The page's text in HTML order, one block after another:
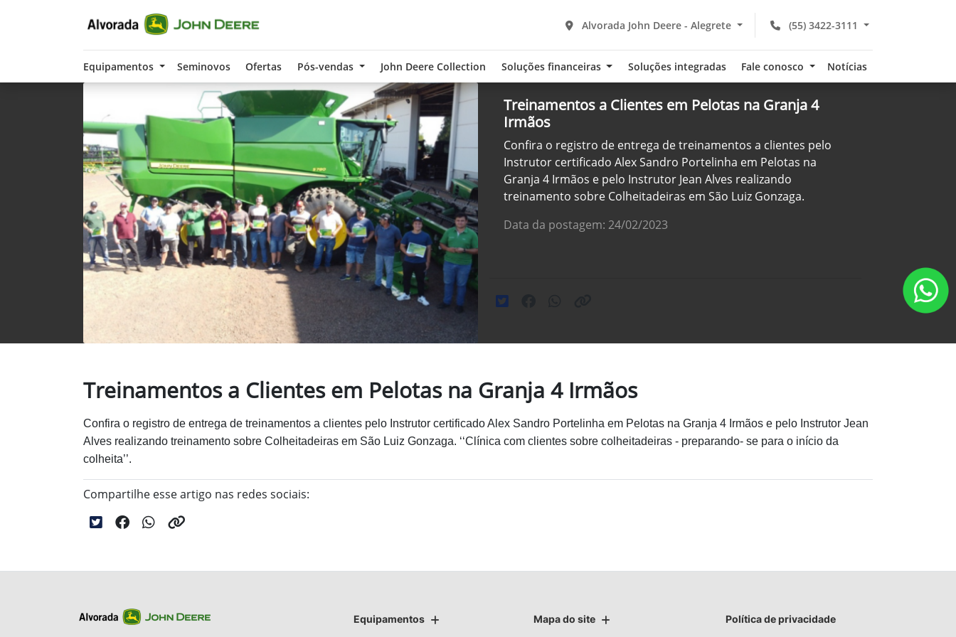
(55) 3422-3111
Alvorada John Deere - Alegrete
Equipamentos Seminovos Ofertas Pós-vendas John Deere Collection Soluções financeiras Soluções integradas Fale conosco Notícias
Treinamentos a Clientes em Pelotas na Granja 4
Irmãos
Confira o registro de entrega de treinamentos a clientes pelo
Instrutor certificado Alex Sandro Portelinha em Pelotas na
Granja 4 Irmãos e pelo Instrutor Jean Alves realizando
treinamento sobre Colheitadeiras em São Luiz Gonzaga.
Data da postagem: 24/02/2023
Treinamentos a Clientes em Pelotas na Granja 4 Irmãos
Confira o registro de entrega de treinamentos a clientes pelo Instrutor certificado Alex Sandro Portelinha em Pelotas na Granja 4 Irmãos e pelo Instrutor Jean
Alves realizando treinamento sobre Colheitadeiras em São Luiz Gonzaga. ‘‘Clínica com clientes sobre colheitadeiras - preparando- se para o início da
colheita’’.
Compartilhe esse artigo nas redes sociais:
Equipamentos Mapa do site Política de privacidade